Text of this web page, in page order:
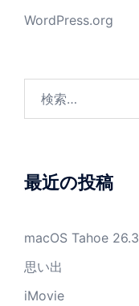
WordPress.org
最近の投稿
macOS Tahoe 26.3
思い出
iMovie